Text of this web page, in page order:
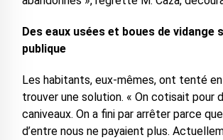
Des eaux usées et boues de vidange
publique
Les habitants, eux-mêmes, ont tenté
trouver une solution. « On cotisait pour
caniveaux. On a fini par arrêter parce
d’entre nous ne payaient plus.